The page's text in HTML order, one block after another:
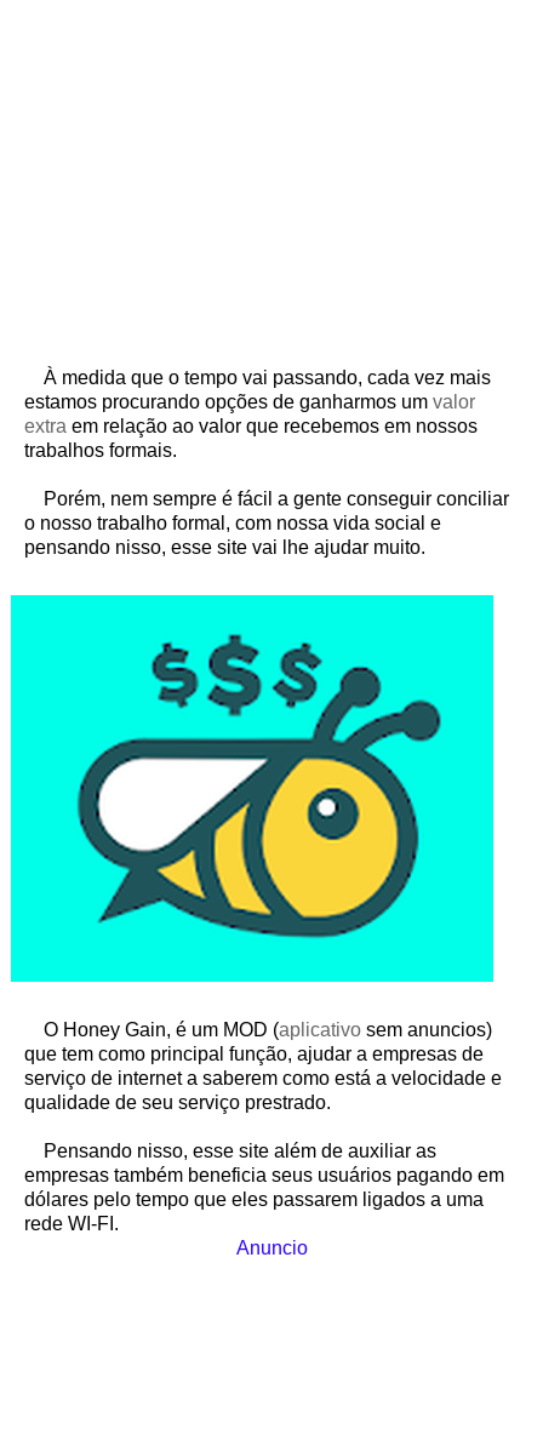
À medida que o tempo vai passando, cada vez mais
estamos procurando opções de ganharmos um valor
extra em relação ao valor que recebemos em nossos
trabalhos formais.
Porém, nem sempre é fácil a gente conseguir conciliar
o nosso trabalho formal, com nossa vida social e
pensando nisso, esse site vai lhe ajudar muito.
O Honey Gain, é um MOD (aplicativo sem anuncios)
que tem como principal função, ajudar a empresas de
serviço de internet a saberem como está a velocidade e
qualidade de seu serviço prestrado.
Pensando nisso, esse site além de auxiliar as
empresas também beneficia seus usuários pagando em
dólares pelo tempo que eles passarem ligados a uma
rede WI-FI.
Anuncio